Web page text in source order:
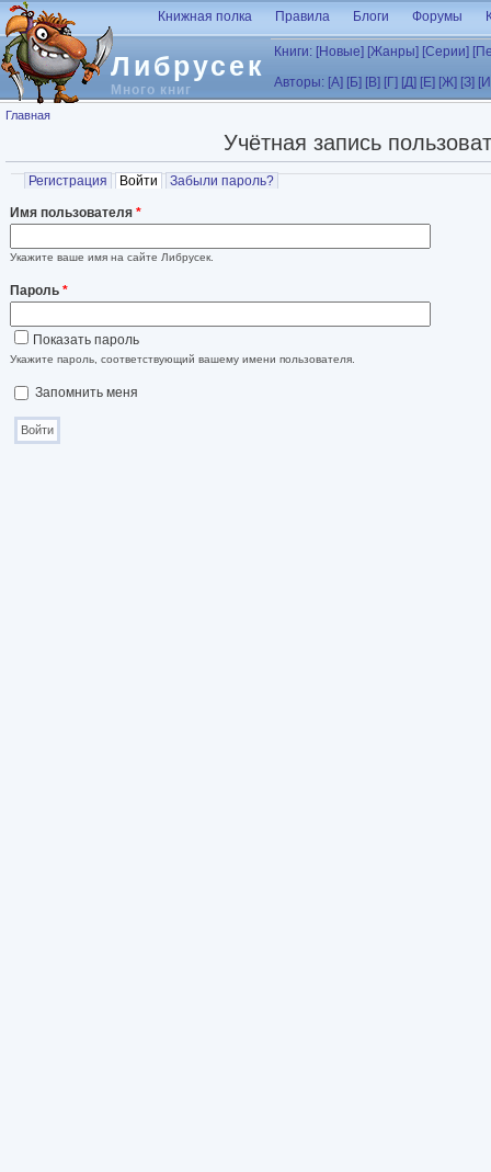
Перейти к основному содержанию
Либрусек
Много книг
Книжная полка Правила Блоги Форумы
Книги: [Новые] [Жанры] [Серии]
Авторы: [А] [Б] [В] [Г] [Д] [Е] [Ж] [З]
Вы здесь
Главная
Учётная запись
Главные вкладки
Регистрация Войти (активная вкладка)
Забыли пароль?
Имя пользователя *
Укажите ваше имя на сайте Либрусек.
Пароль *
Показать пароль
Укажите пароль, соответствующий вашему имени пользователя.
Запомнить меня